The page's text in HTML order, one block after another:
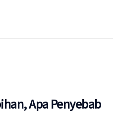
Apa Penyebab